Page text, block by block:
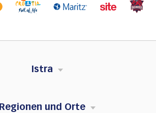
Istra
Regionen und Orte